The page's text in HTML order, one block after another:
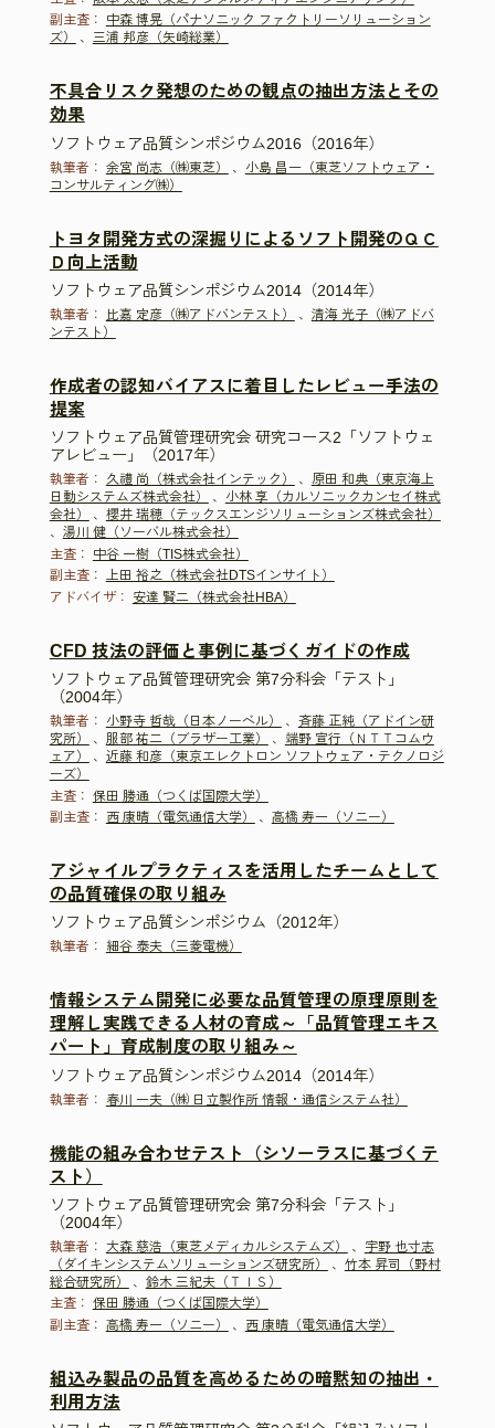
副主査：
中森 博晃（パナソニック ファクトリーソリューション
ズ）
、 三浦 邦彦（矢崎総業）
不具合リスク発想のための観点の抽出方法とその
効果
ソフトウェア品質シンポジウム2016（2016年）
執筆者： 余宮 尚志（㈱東芝） 、 小島 昌一（東芝ソフトウェア・
コンサルティング㈱）
トヨタ開発方式の深掘りによるソフト開発のＱＣ
Ｄ向上活動
ソフトウェア品質シンポジウム2014（2014年）
執筆者： 比嘉 定彦（㈱アドバンテスト） 、 清海 光子（㈱アドバ
ンテスト）
作成者の認知バイアスに着目したレビュー手法の
提案
ソフトウェア品質管理研究会 研究コース2「ソフトウェ
アレビュー」（2017年）
執筆者： 久禮 尚（株式会社インテック） 、 原田 和典（東京海上
日動システムズ株式会社）
、 小林 享（カルソニックカンセイ株式
会社）
、 櫻井 瑞穂（テックスエンジソリューションズ株式会社）
、 湯川 健（ソーバル株式会社）
主査：
中谷 一樹（TIS株式会社）
副主査： 上田 裕之（株式会社DTSインサイト）
アドバイザ：
安達 賢二（株式会社HBA）
CFD 技法の評価と事例に基づくガイドの作成
ソフトウェア品質管理研究会 第7分科会「テスト」
（2004年）
執筆者： 小野寺 哲哉（日本ノーベル） 、 斉藤 正純（アドイン研
究所）
、 服部 祐二（ブラザー工業） 、 端野 宣行（ＮＴＴコムウ
ェア）
、 近藤 和彦（東京エレクトロン ソフトウェア・テクノロジ
ーズ）
主査： 保田 勝通（つくば国際大学）
副主査：
西 康晴（電気通信大学） 、 高橋 寿一（ソニー）
アジャイルプラクティスを活用したチームとして
の品質確保の取り組み
ソフトウェア品質シンポジウム（2012年）
執筆者： 細谷 泰夫（三菱電機）
情報システム開発に必要な品質管理の原理原則を
理解し実践できる人材の育成～「品質管理エキス
パート」育成制度の取り組み～
ソフトウェア品質シンポジウム2014（2014年）
執筆者： 春川 一夫（㈱ 日立製作所 情報・通信システム社）
機能の組み合わせテスト（シソーラスに基づくテ
スト）
ソフトウェア品質管理研究会 第7分科会「テスト」
（2004年）
執筆者： 大森 慈浩（東芝メディカルシステムズ） 、 宇野 也寸志
（ダイキンシステムソリューションズ研究所）
、 竹本 昇司（野村
総合研究所）
、 鈴木 三紀夫（ＴＩＳ）
主査： 保田 勝通（つくば国際大学）
副主査： 高橋 寿一（ソニー） 、 西 康晴（電気通信大学）
組込み製品の品質を高めるための暗黙知の抽出・
利用方法